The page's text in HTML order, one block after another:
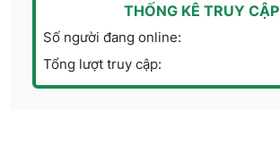
THỐNG KÊ TRUY CẬP
Số người đang online:
Tổng lượt truy cập: